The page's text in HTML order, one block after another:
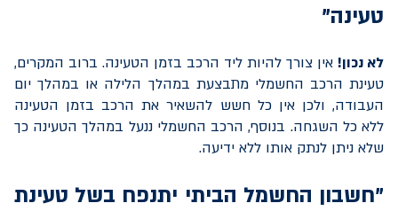
טעינה"
לא נכון! אין צורך להיות ליד הרכב בזמן הטעינה. ברוב המקרים,
טעינת הרכב החשמלי מתבצעת במהלך הלילה או במהלך יום
העבודה, ולכן אין כל חשש להשאיר את הרכב בזמן הטעינה
ללא כל השגחה. בנוסף, הרכב החשמלי ננעל במהלך הטעינה כך
שלא ניתן לנתק אותו ללא ידיעה.
"חשבון החשמל הביתי יתנפח בשל טעינת